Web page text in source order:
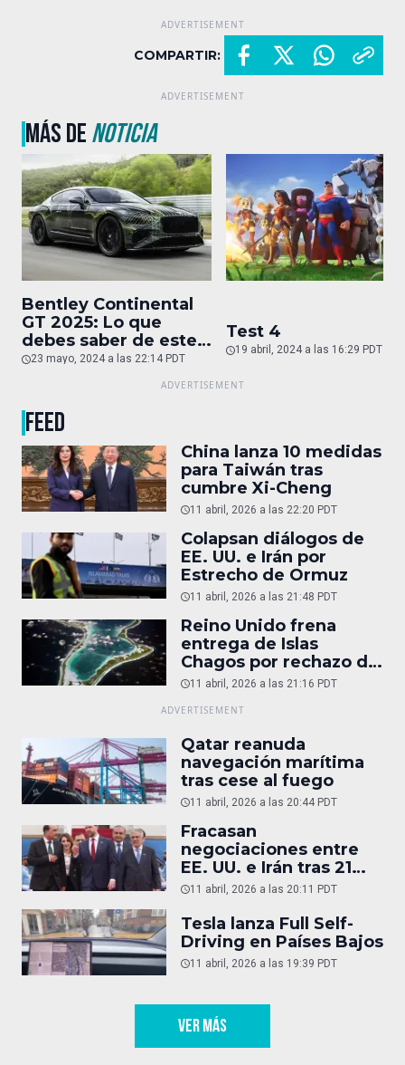
COMPARTIR:
MÁS DENOTICIA
Bentley Continental
GT 2025: Lo que
debes saber de este
auto de superlujo
23 mayo, 2024 a las 22:14 PDT
Test 4
19 abril, 2024 a las 16:29 PDT
FEED
China lanza 10 medidas
para Taiwán tras
cumbre Xi-Cheng
11 abril, 2026 a las 22:20 PDT
Colapsan diálogos de
EE. UU. e Irán por
Estrecho de Ormuz
11 abril, 2026 a las 21:48 PDT
Reino Unido frena
entrega de Islas
Chagos por rechazo de
Trump
11 abril, 2026 a las 21:16 PDT
Qatar reanuda
navegación marítima
tras cese al fuego
11 abril, 2026 a las 20:44 PDT
Fracasan
negociaciones entre
EE. UU. e Irán tras 21
horas
11 abril, 2026 a las 20:11 PDT
Tesla lanza Full Self-
Driving en Países Bajos
11 abril, 2026 a las 19:39 PDT
VER MÁS